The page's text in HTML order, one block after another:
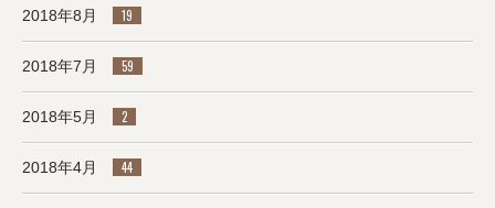
2018年8月 19
2018年7月 59
2018年5月 2
2018年4月 44